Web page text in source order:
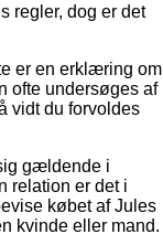
regler, dog er det
er en erklæring om
ofte undersøges af
vidt du forvoldes
gældende i
relation er det i
købet af Jules
kvinde eller mand.